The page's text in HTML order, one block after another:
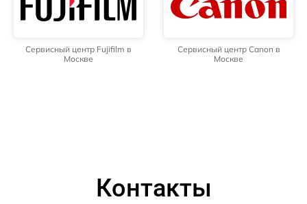
Сервисный центр Fujifilm в
Москве
Сервисный центр Canon в
Москве
Контакты